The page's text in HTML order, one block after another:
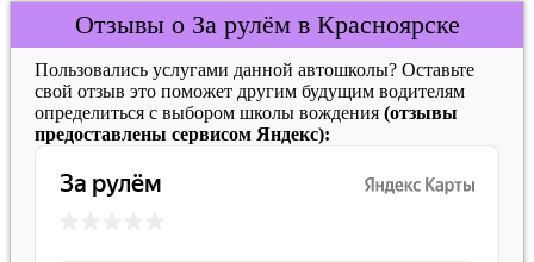
Отзывы о За рулём в Красноярске
Пользовались услугами данной автошколы? Оставьте
свой отзыв это поможет другим будущим водителям
определиться с выбором школы вождения (отзывы
предоставлены сервисом Яндекс):